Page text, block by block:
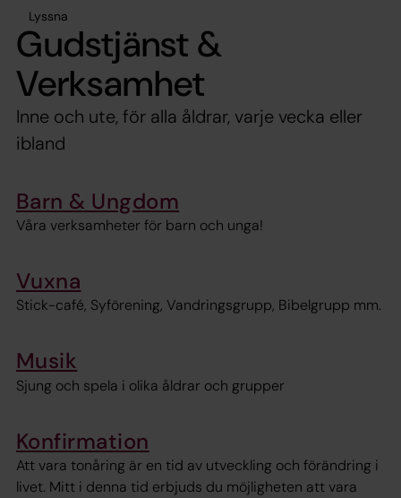
Lyssna
Gudstjänst &
Verksamhet
Inne och ute, för alla åldrar, varje vecka eller
ibland
Barn & Ungdom
Våra verksamheter för barn och unga!
Vuxna
Stick-café, Syförening, Vandringsgrupp, Bibelgrupp mm.
Musik
Sjung och spela i olika åldrar och grupper
Konfirmation
Att vara tonåring är en tid av utveckling och förändring i
livet. Mitt i denna tid erbjuds du möjligheten att vara